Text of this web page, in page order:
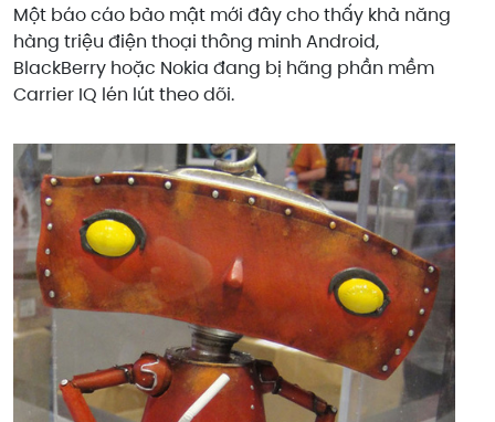
Một báo cáo bảo mật mới đây cho thấy khả năng
hàng triệu điện thoại thông minh Android,
BlackBerry hoặc Nokia đang bị hãng phần mềm
Carrier IQ lén lút theo dõi.